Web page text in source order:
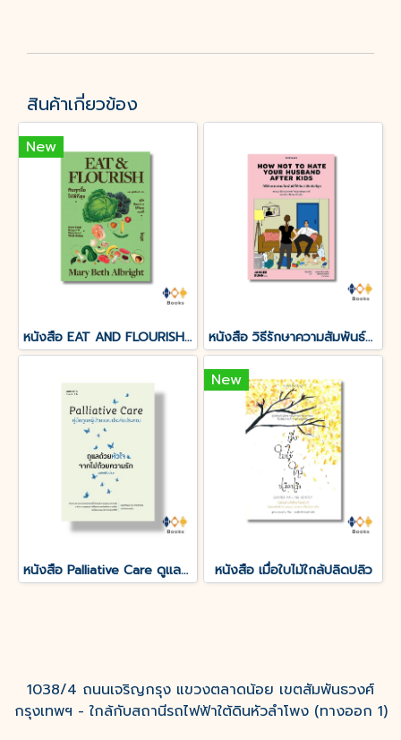
สินค้าเกี่ยวข้อง
New
หนังสือ EAT AND FLOURISH กินทุกมื้อให้ดีที่สุข หนังสือ วิธีรักษาความสัมพันธ์ที่ดีกับสามีหลังมีลูก (How Not To Hate Your Husband After Kids)
หนังสือ Palliative Care ดูแลด้วยหัวใจ จากไปด้วยความรัก
New
หนังสือ เมื่อใบไม้ใกล้ปลิดปลิว
1038/4 ถนนเจริญกรุง แขวงตลาดน้อย เขตสัมพันธวงศ์
กรุงเทพฯ - ใกล้กับสถานีรถไฟฟ้าใต้ดินหัวลำโพง (ทางออก 1)